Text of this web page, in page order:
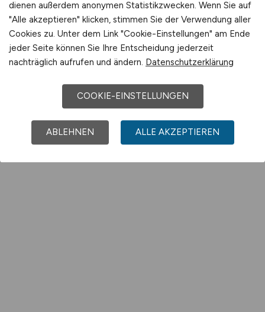
dienen außerdem anonymen Statistikzwecken. Wenn Sie auf
"Alle akzeptieren" klicken, stimmen Sie der Verwendung aller
Cookies zu. Unter dem Link "Cookie-Einstellungen" am Ende
jeder Seite können Sie Ihre Entscheidung jederzeit
nachträglich aufrufen und ändern. Datenschutzerklärung
COOKIE-EINSTELLUNGEN
ABLEHNEN ALLE AKZEPTIEREN